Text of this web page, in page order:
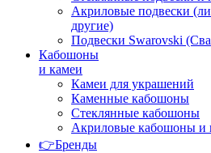
Акриловые подвески
другие)
Подвески Swarovski
Кабошоны
и камеи
Камеи для украшений
Каменные кабошоны
Стеклянные кабошоны
Акриловые кабошоны и
👉Бренды